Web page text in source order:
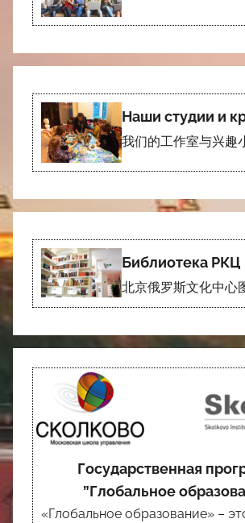
Наши студии и
我们的工作室与兴趣
Библиотека РКЦ
北京俄罗斯文化中心
Государственная
”Глобальное
«Глобальное образование» –